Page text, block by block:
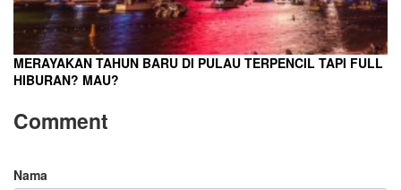
MERAYAKAN TAHUN BARU DI PULAU TERPENCIL TAPI FULL
HIBURAN? MAU?
Comment
Nama